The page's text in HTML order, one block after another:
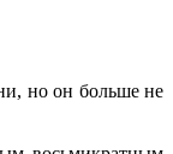
но он больше не